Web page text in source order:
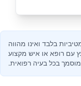
בלבד ואינו מהווה
עם רופא או איש מקצוע
מוסמך בכל בעיה רפואית.